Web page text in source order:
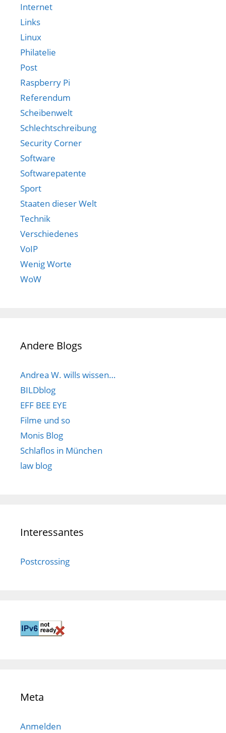
Internet
Links
Linux
Philatelie
Post
Raspberry Pi
Referendum
Scheibenwelt
Schlechtschreibung
Security Corner
Software
Softwarepatente
Sport
Staaten dieser Welt
Technik
Verschiedenes
VoIP
Wenig Worte
WoW
Andere Blogs
Andrea W. wills wissen…
BILDblog
EFF BEE EYE
Filme und so
Monis Blog
Schlaflos in München
law blog
Interessantes
Postcrossing
Meta
Anmelden